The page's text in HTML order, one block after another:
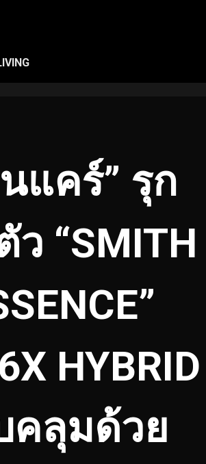
แคร์” รุก
“SMITH
HYBRID
คลุมด้วย